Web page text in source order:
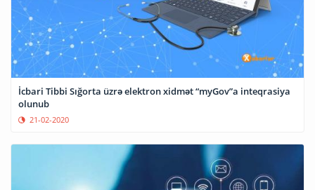
İcbari Tibbi Sığorta üzrə elektron xidmət “myGov”a inteqrasiya
olunub
21-02-2020